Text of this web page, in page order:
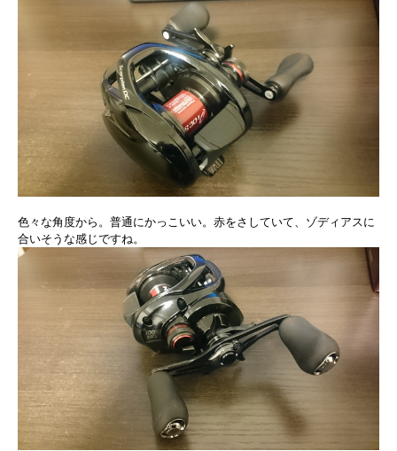
色々な角度から。普通にかっこいい。赤をさしていて、ゾディアスに
合いそうな感じですね。